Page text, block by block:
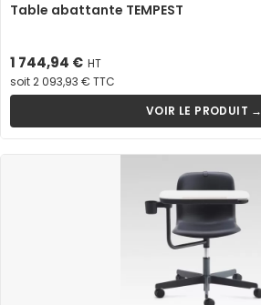
Table abattante TEMPEST
Prix
1 744,94 € HT
soit 2 093,93 € TTC
VOIR LE PRODUIT →